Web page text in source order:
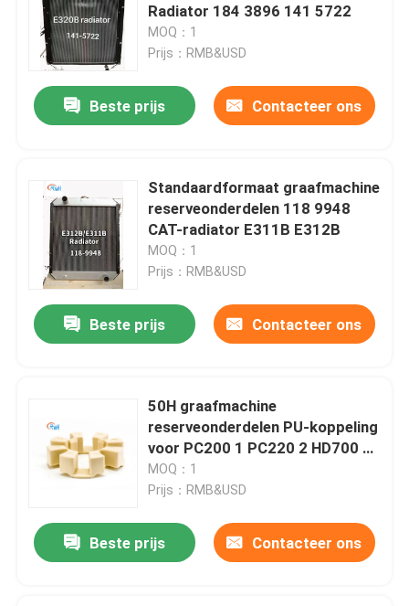
Radiator 184 3896 141 5722
MOQ：1
Prijs：RMB&USD
Beste prijs Contacteer ons
Standaardformaat graafmachine
reserveonderdelen 118 9948
CAT-radiator E311B E312B
MOQ：1
Prijs：RMB&USD
Beste prijs Contacteer ons
50H graafmachine
reserveonderdelen PU-koppeling
voor PC200 1 PC220 2 HD700 1
HD800 5
MOQ：1
Prijs：RMB&USD
Beste prijs Contacteer ons